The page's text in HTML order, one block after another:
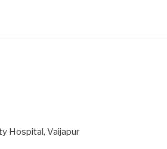
Hospital, Vaijapur